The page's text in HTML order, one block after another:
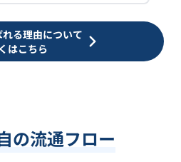
る理由について
はこちら
の流通フロー